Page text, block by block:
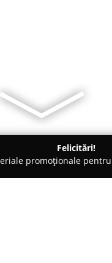
Felicitări!
promoționale